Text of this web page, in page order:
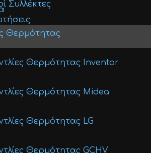
Συλλέκτες
Θερμότητας
Θερμότητας Inventor
Θερμότητας Midea
Θερμότητας LG
Θερμότητας GCHV